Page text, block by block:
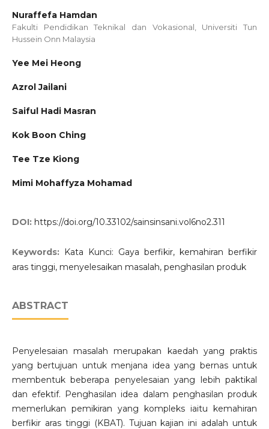
Nuraffefa Hamdan
Fakulti Pendidikan Teknikal dan Vokasional, Universiti Tun
Hussein Onn Malaysia
Yee Mei Heong
Azrol Jailani
Saiful Hadi Masran
Kok Boon Ching
Tee Tze Kiong
Mimi Mohaffyza Mohamad
DOI: https://doi.org/10.33102/sainsinsani.vol6no2.311
Keywords: Kata Kunci: Gaya berfikir, kemahiran berfikir
aras tinggi, menyelesaikan masalah, penghasilan produk
ABSTRACT
Penyelesaian masalah merupakan kaedah yang praktis
yang bertujuan untuk menjana idea yang bernas untuk
membentuk beberapa penyelesaian yang lebih paktikal
dan efektif. Penghasilan idea dalam penghasilan produk
memerlukan pemikiran yang kompleks iaitu kemahiran
berfikir aras tinggi (KBAT). Tujuan kajian ini adalah untuk